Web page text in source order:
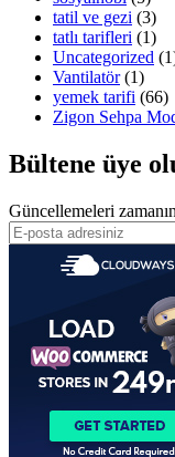
tatil ve gezi (3)
tatlı tarifleri (1)
Uncategorized
Vantilatör(1)
yemek tarifi (66)
Zigon Sehpa
Bültene üye
Güncellemeleri